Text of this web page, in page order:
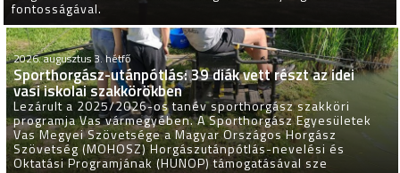
fontosságával.
2026. augusztus 3. hétfő
Sporthorgász-utánpótlás: 39 diák vett részt az idei
vasi iskolai szakkörökben
Lezárult a 2025/2026-os tanév sporthorgász szakköri
programja Vas vármegyében. A Sporthorgász Egyesületek
Vas Megyei Szövetsége a Magyar Országos Horgász
Szövetség (MOHOSZ) Horgászutánpótlás-nevelési és
Oktatási Programjának (HUNOP) támogatásával sze